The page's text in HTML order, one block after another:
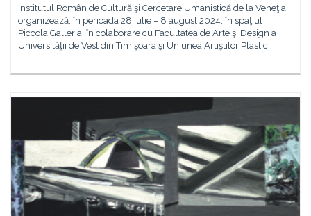
Institutul Român de Cultură şi Cercetare Umanistică de la Veneţia
organizează, în perioada 28 iulie – 8 august 2024, în spaţiul
Piccola Galleria, în colaborare cu Facultatea de Arte şi Design a
Universităţii de Vest din Timişoara şi Uniunea Artiştilor Plastici